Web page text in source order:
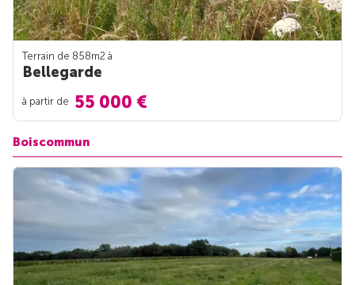
Terrain de 858m2 à
Bellegarde
à partir de 55 000 €
Boiscommun